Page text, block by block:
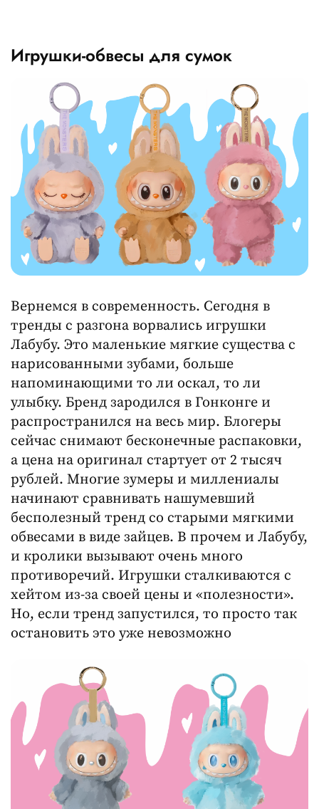
Игрушки-обвесы для сумок
Вернемся в современность. Сегодня в
тренды с разгона ворвались игрушки
Лабубу. Это маленькие мягкие существа с
нарисованными зубами, больше
напоминающими то ли оскал, то ли
улыбку. Бренд зародился в Гонконге и
распространился на весь мир. Блогеры
сейчас снимают бесконечные распаковки,
а цена на оригинал стартует от 2 тысяч
рублей. Многие зумеры и миллениалы
начинают сравнивать нашумевший
бесполезный тренд со старыми мягкими
обвесами в виде зайцев. В прочем и Лабубу,
и кролики вызывают очень много
противоречий. Игрушки сталкиваются с
хейтом из-за своей цены и «полезности».
Но, если тренд запустился, то просто так
остановить это уже невозможно